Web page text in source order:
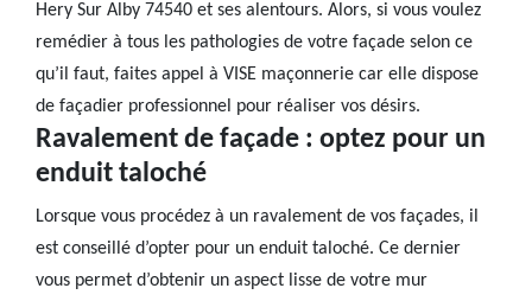
Hery Sur Alby 74540 et ses alentours. Alors, si vous voulez
remédier à tous les pathologies de votre façade selon ce
qu’il faut, faites appel à VISE maçonnerie car elle dispose
de façadier professionnel pour réaliser vos désirs.
Ravalement de façade : optez pour un
enduit taloché
Lorsque vous procédez à un ravalement de vos façades, il
est conseillé d’opter pour un enduit taloché. Ce dernier
vous permet d’obtenir un aspect lisse de votre mur